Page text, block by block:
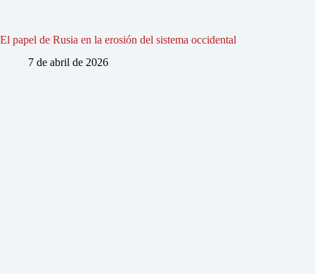
El papel de Rusia en la erosión del sistema occidental
7 de abril de 2026